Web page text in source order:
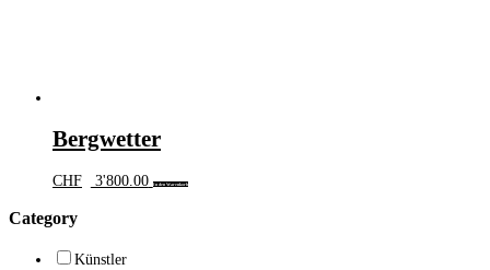
Bergwetter
CHF 3'800.00 In den Warenkorb
Category
Künstler